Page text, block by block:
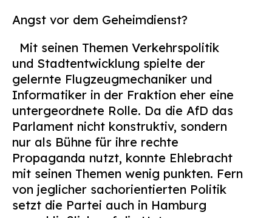
Angst vor dem Geheimdienst?
Mit seinen Themen Verkehrspolitik
und Stadtentwicklung spielte der
gelernte Flugzeugmechaniker und
Informatiker in der Fraktion eher eine
untergeordnete Rolle. Da die AfD das
Parlament nicht konstruktiv, sondern
nur als Bühne für ihre rechte
Propaganda nutzt, konnte Ehlebracht
mit seinen Themen wenig punkten. Fern
von jeglicher sachorientierten Politik
setzt die Partei auch in Hamburg